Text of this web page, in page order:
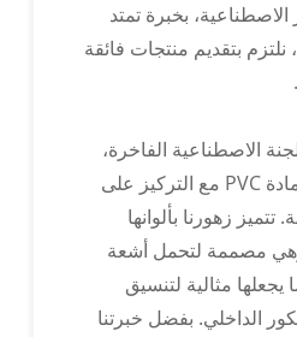
الاصطناعية، بخبرة تمتد
بتقديم منتجات فائقة
الاصطناعية الفاخرة،
المصنوعة ببراعة من مادة PVC مع التركيز على
تتميز زهورنا بألوانها
وهي مصممة لتحمل أشعة
مثالية لتنسيق
الداخلي. بفضل خبرتنا
بألوان متنوعة
لبطاقة ألوان بانتون.